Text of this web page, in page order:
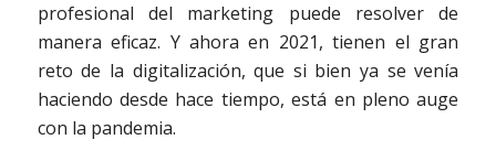
profesional del marketing puede resolver de
manera eficaz. Y ahora en 2021, tienen el gran
reto de la digitalización, que si bien ya se venía
haciendo desde hace tiempo, está en pleno auge
con la pandemia.